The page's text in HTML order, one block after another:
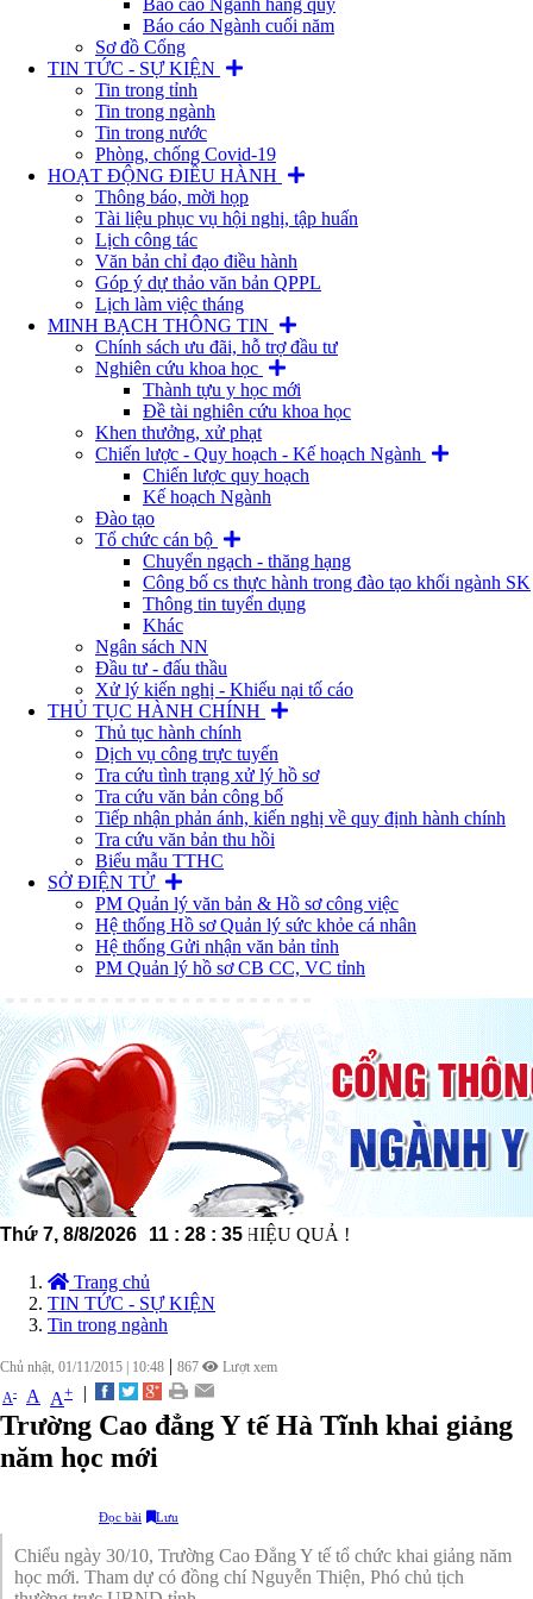
Báo cáo Ngành hàng quý
Báo cáo Ngành cuối năm
Sơ đồ Cổng
TIN TỨC - SỰ KIỆN
Tin trong tỉnh
Tin trong ngành
Tin trong nước
Phòng, chống Covid-19
HOẠT ĐỘNG ĐIỀU HÀNH
Thông báo, mời họp
Tài liệu phục vụ hội nghị, tập huấn
Lịch công tác
Văn bản chỉ đạo điều hành
Góp ý dự thảo văn bản QPPL
Lịch làm việc tháng
MINH BẠCH THÔNG TIN
Chính sách ưu đãi, hỗ trợ đầu tư
Nghiên cứu khoa học
Thành tựu y học mới
Đề tài nghiên cứu khoa học
Khen thưởng, xử phạt
Chiến lược - Quy hoạch - Kế hoạch Ngành
Chiến lược quy hoạch
Kế hoạch Ngành
Đào tạo
Tổ chức cán bộ
Chuyển ngạch - thăng hạng
Công bố cs thực hành trong đào tạo khối ngành SK
Thông tin tuyển dụng
Khác
Ngân sách NN
Đầu tư - đấu thầu
Xử lý kiến nghị - Khiếu nại tố cáo
THỦ TỤC HÀNH CHÍNH
Thủ tục hành chính
Dịch vụ công trực tuyến
Tra cứu tình trạng xử lý hồ sơ
Tra cứu văn bản công bố
Tiếp nhận phản ánh, kiến nghị về quy định hành chính
Tra cứu văn bản thu hồi
Biểu mẫu TTHC
SỞ ĐIỆN TỬ
PM Quản lý văn bản & Hồ sơ công việc
Hệ thống Hồ sơ Quản lý sức khỏe cá nhân
Hệ thống Gửi nhận văn bản tỉnh
PM Quản lý hồ sơ CB CC, VC tỉnh
Thứ 7, 8/8/2026 11 : 28 : 37
- MINH BẠCH - HIỆU QUẢ !
Trang chủ
TIN TỨC - SỰ KIỆN
Tin trong ngành
Chủ nhật, 01/11/2015 10:48 | 867
Lượt xem
A- A A+ |
Trường Cao đẳng Y tế Hà Tĩnh khai giảng
năm học mới
Đọc bài Lưu
Chiểu ngày 30/10, Trường Cao Đẳng Y tế tổ chức khai giảng năm
học mới. Tham dự có đồng chí Nguyễn Thiện, Phó chủ tịch